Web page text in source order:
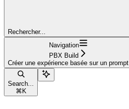
Rechercher...
Navigation
PBX Build
Créer une expérience basée sur un prompt
Search...
⌘ K